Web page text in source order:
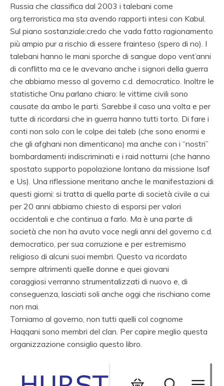
Russia che classifica dal 2003 i talebani come
org.terroristica ma sta avendo rapporti intesi con Kabul.
Sul piano sostanziale:credo che vada fatto ragionamento
più ampio pur a rischio di essere frainteso (spero di no). I
talebani hanno le mani sporche di sangue dopo vent’anni
di conflitto ma ce le avevano anche i signori della guerra
che abbiamo messo al governo c.d. democratico. Inoltre le
statistiche Onu parlano chiaro: le vittime civili sono
causate da ambo le parti. Sarebbe il caso una volta e per
tutte di ricordarsi che in guerra hanno tutti torto. Di fare i
conti non solo con le colpe dei taleb (che sono enormi e
che gli afghani non dimenticano) ma anche con i “nostri”
bombardamenti indiscriminati e i raid notturni (che hanno
spostato supporto popolazione lontano da missione Isaf
e Us). Una riflessione meritano anche le manifestazioni di
questi giorni: si tratta di quella parte di società civile a cui
per 20 anni abbiamo chiesto di esporsi per valori
occidentali e che continua a farlo. Ma è una parte di
società che non ha avuto voce negli anni del governo c.d.
democratico, per sua corruzione e per estremismo
religioso di alcuni suoi membri. Questo va ricordato
sempre altrimenti quelle donne e quei giovani
coraggiosi verranno strumentalizzati di nuovo e, di
conseguenza, lasciati soli anche oggi che rischiano come
non mai.
Torniamo al governo, non tutti quelli col cognome
Haqqani sono membri del clan. Per capire meglio questa
organizzazione consiglio questo libro.